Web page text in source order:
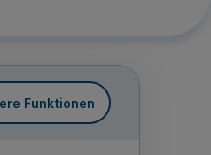
Funktionen